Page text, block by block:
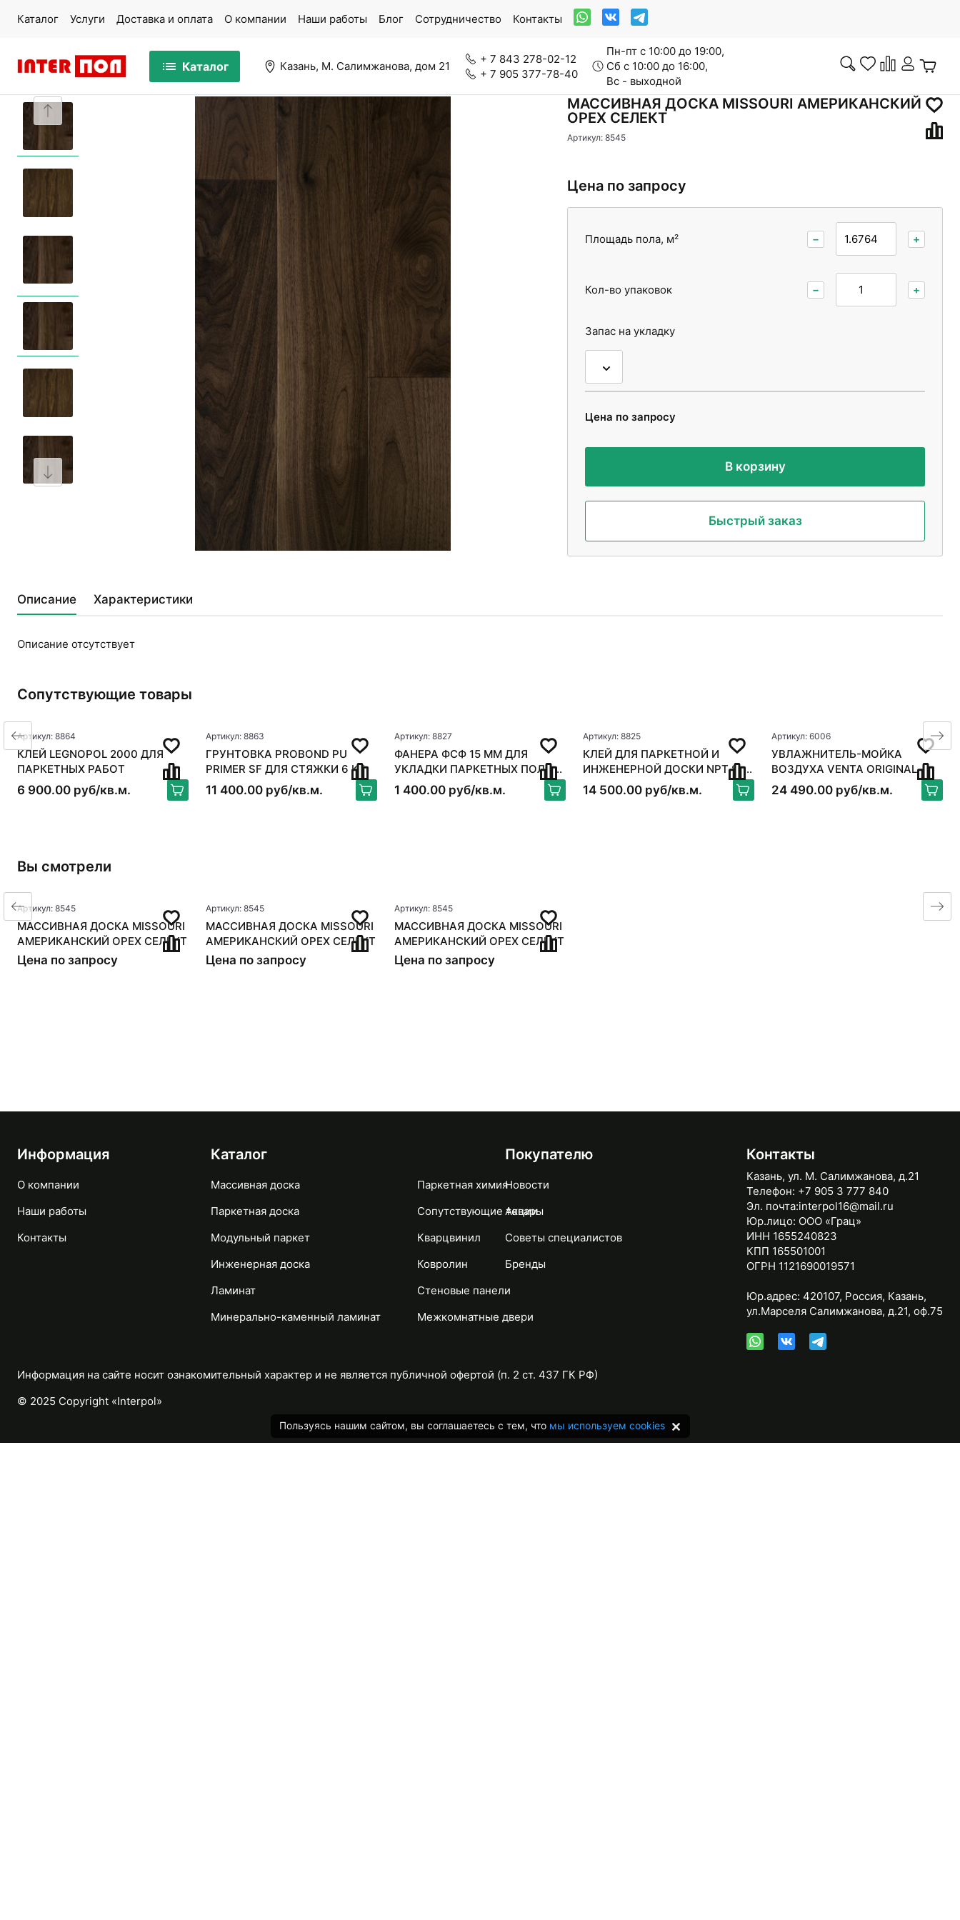
Каталог Услуги Доставка и оплата О компании Наши работы Блог Сотрудничество Контакты
Каталог Казань, М. Салимжанова, дом 21
+ 7 843 278-02-12
+ 7 905 377-78-40
Пн-пт с 10:00 до 19:00,
Сб с 10:00 до 16:00,
Вс - выходной
Сопутствующие товары
Межкомнатные двери
МАССИВНАЯ ДОСКА MISSOURI АМЕРИКАНСКИЙ
ОРЕХ СЕЛЕКТ
Артикул: 8545
Цена по запросу
Площадь пола, м² − +
Кол-во упаковок − +
Запас на укладку
Цена по запросу
В корзину
Быстрый заказ
Описание Характеристики
Описание отсутствует
Сопутствующие товары
Артикул: 8864
КЛЕЙ LEGNOPOL 2000 ДЛЯ
ПАРКЕТНЫХ РАБОТ
6 900.00 руб/кв.м.
Артикул: 8863
ГРУНТОВКА PROBOND PU
PRIMER SF ДЛЯ СТЯЖКИ 6 КГ
11 400.00 руб/кв.м.
Артикул: 8827
ФАНЕРА ФСФ 15 ММ ДЛЯ
УКЛАДКИ ПАРКЕТНЫХ ПОЛОВ
250*250ММ
1 400.00 руб/кв.м.
Артикул: 8825
КЛЕЙ ДЛЯ ПАРКЕТНОЙ И
ИНЖЕНЕРНОЙ ДОСКИ NPT S-
BOND FLEX
14 500.00 руб/кв.м.
Артикул: 6006
УВЛАЖНИТЕЛЬ-МОЙКА
ВОЗДУХА VENTA ORIGINAL
LW15, БЕЛЫЙ
24 490.00 руб/кв.м.
Вы смотрели
Артикул: 8545
МАССИВНАЯ ДОСКА MISSOURI
АМЕРИКАНСКИЙ ОРЕХ СЕЛЕКТ
Цена по запросу
Артикул: 8545
МАССИВНАЯ ДОСКА MISSOURI
АМЕРИКАНСКИЙ ОРЕХ СЕЛЕКТ
Цена по запросу
Артикул: 8545
МАССИВНАЯ ДОСКА MISSOURI
АМЕРИКАНСКИЙ ОРЕХ СЕЛЕКТ
Цена по запросу
Информация
О компании
Наши работы
Контакты
Каталог
Массивная доска
Паркетная доска
Модульный паркет
Инженерная доска
Ламинат
Минерально-каменный ламинат
Паркетная химия
Сопутствующие товары
Кварцвинил
Ковролин
Стеновые панели
Межкомнатные двери
Покупателю
Новости
Акции
Советы специалистов
Бренды
Контакты
Казань, ул. М. Салимжанова, д.21
Телефон: +7 905 3 777 840
Эл. почта:interpol16@mail.ru
Юр.лицо: ООО «Грац»
ИНН 1655240823
КПП 165501001
ОГРН 1121690019571
Юр.адрес: 420107, Россия, Казань,
ул.Марселя Салимжанова, д.21, оф.75
Информация на сайте носит ознакомительный характер и не является публичной офертой (п. 2 ст. 437 ГК РФ)
© 2025 Copyright «Interpol»
Пользуясь нашим сайтом, вы соглашаетесь с тем, что мы используем cookies